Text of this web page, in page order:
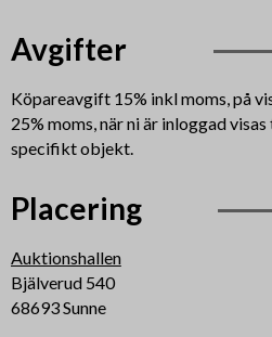
Avgifter
Köpareavgift 15% inkl moms, på
25% moms, när ni är inloggad
specifikt objekt.
Placering
Auktionshallen
Bjälverud 540
68693 Sunne